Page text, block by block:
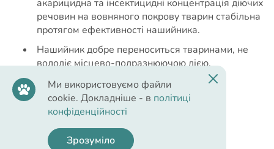
акарицидна та інсектицидні концентрація діючих
речовин на вовняного покрову тварин стабільна
протягом ефективності нашийника.
Нашийник добре переноситься тваринами, не
володіє місцево-подразнюючою дією.
Ми використовуємо файли
cookie. Докладніше - в політиці
конфіденційності
Зрозуміло